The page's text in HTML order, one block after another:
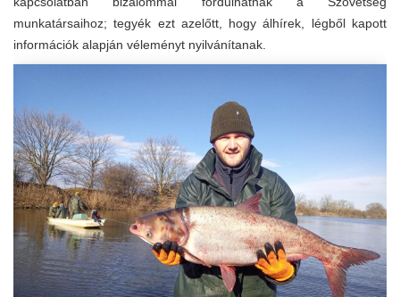
munkatársaihoz; tegyék ezt azelőtt, hogy álhírek, légből kapott
információk alapján véleményt nyilvánítanak.